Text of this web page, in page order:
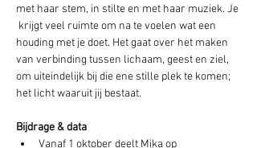
met haar stem, in stilte en met haar muziek. Je
krijgt veel ruimte om na te voelen wat een
houding met je doet. Het gaat over het maken
van verbinding tussen lichaam, geest en ziel,
om uiteindelijk bij die ene stille plek te komen;
het licht waaruit jij bestaat.
Bijdrage & data
Vanaf 1 oktober deelt Mika op